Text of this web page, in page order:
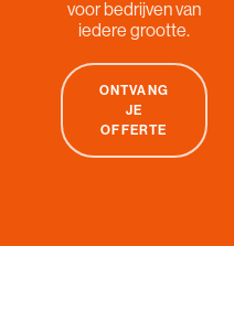
voor bedrijven van
iedere grootte.
ONTVANG
JE
OFFERTE